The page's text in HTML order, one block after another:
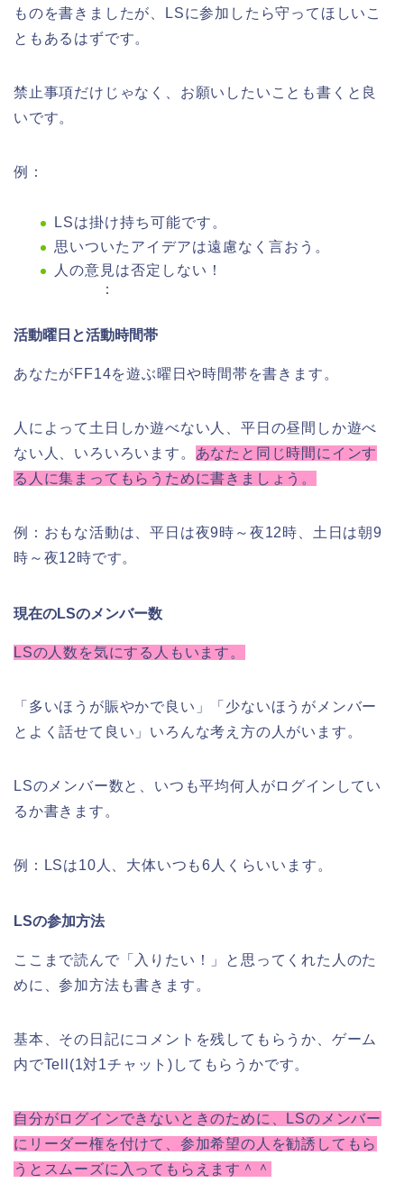
ものを書きましたが、LSに参加したら守ってほしいこ
ともあるはずです。
禁止事項だけじゃなく、お願いしたいことも書くと良
いです。
例：
LSは掛け持ち可能です。
思いついたアイデアは遠慮なく言おう。
人の意見は否定しない！
：
活動曜日と活動時間帯
あなたがFF14を遊ぶ曜日や時間帯を書きます。
人によって土日しか遊べない人、平日の昼間しか遊べ
ない人、いろいろいます。 あなたと同じ時間にインす
る人に集まってもらうために書きましょう。
例：おもな活動は、平日は夜9時～夜12時、土日は朝9
時～夜12時です。
現在のLSのメンバー数
LSの人数を気にする人もいます。
「多いほうが賑やかで良い」「少ないほうがメンバー
とよく話せて良い」いろんな考え方の人がいます。
LSのメンバー数と、いつも平均何人がログインしてい
るか書きます。
例：LSは10人、大体いつも6人くらいいます。
LSの参加方法
ここまで読んで「入りたい！」と思ってくれた人のた
めに、参加方法も書きます。
基本、その日記にコメントを残してもらうか、ゲーム
内でTell(1対1チャット)してもらうかです。
自分がログインできないときのために、LSのメンバー
にリーダー権を付けて、参加希望の人を勧誘してもら
うとスムーズに入ってもらえます＾＾